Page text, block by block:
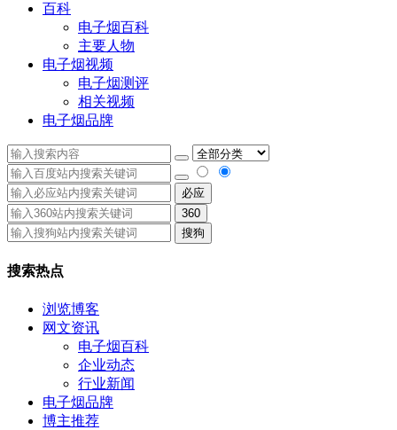
百科
电子烟百科
主要人物
电子烟视频
电子烟测评
相关视频
电子烟品牌
必应
360
搜狗
搜索热点
浏览博客
网文资讯
电子烟百科
企业动态
行业新闻
电子烟品牌
博主推荐